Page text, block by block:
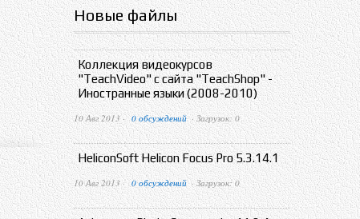
Новые файлы
Коллекция видеокурсов
"TeachVideo" с сайта "TeachShop" -
Иностранные языки (2008-2010)
10 Авг 2013 · 0 обсуждений · Загрузок: 0
HeliconSoft Helicon Focus Pro 5.3.14.1
10 Авг 2013 · 0 обсуждений · Загрузок: 0